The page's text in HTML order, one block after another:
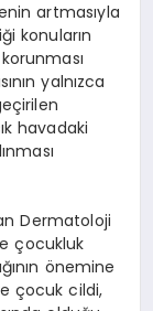
artmasıyla
konuların
yalnızca
havadaki
Dermatoloji
çocukluk
önemine
çocuk cildi,